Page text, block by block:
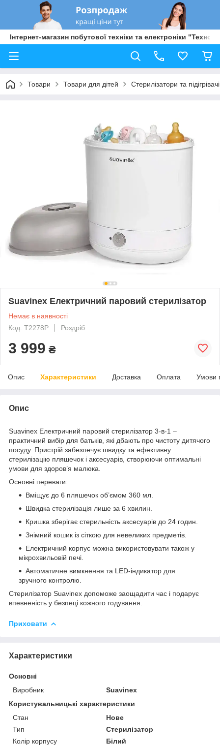
Інтернет-магазин побутової техніки та електроніки "Техно
Товари Товари для дітей Стерилізатори та
Suavinex Електричний паровий стерилізатор
Немає в наявності
Код: T2278P
Роздріб
3 999 ₴
Опис Характеристики Доставка Оплата Умови
Опис
Suavinex Електричний паровий стерилізатор 3-в-1 –
практичний вибір для батьків, які дбають про чистоту дитячого
посуду. Пристрій забезпечує швидку та ефективну
стерилізацію пляшечок і аксесуарів, створюючи оптимальні
умови для здоров’я малюка.
Основні переваги:
Вміщує до 6 пляшечок об’ємом 360 мл.
Швидка стерилізація лише за 6 хвилин.
Кришка зберігає стерильність аксесуарів до 24 годин.
Знімний кошик із сіткою для невеликих предметів.
Електричний корпус можна використовувати також у
мікрохвильовій печі.
Автоматичне вимкнення та LED-індикатор для
зручного контролю.
Стерилізатор Suavinex допоможе заощадити час і подарує
впевненість у безпеці кожного годування.
Приховати
Характеристики
Основні
Виробник
Suavinex
Користувальницькі характеристики
Стан
Нове
Тип
Стерилізатор
Колір корпусу
Білий